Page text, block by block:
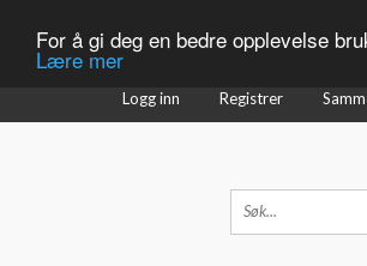
For å gi deg en bedre opplevelse
Lære mer
Logg inn Registrer